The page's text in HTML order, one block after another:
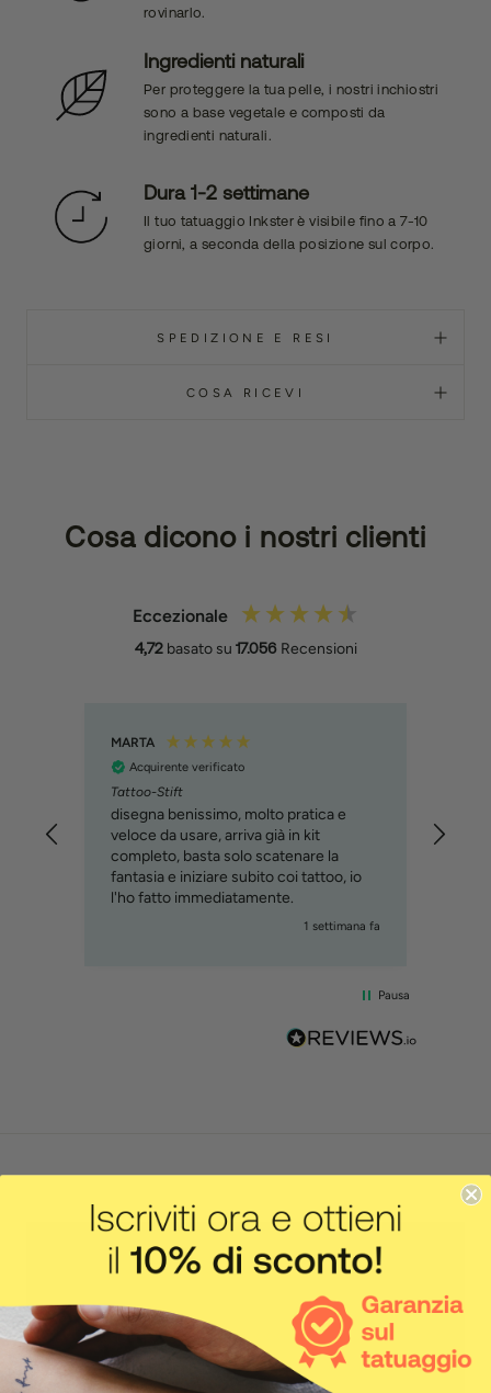
rovinarlo.
Ingredienti naturali
Per proteggere la tua pelle, i nostri inchiostri
sono a base vegetale e composti da
ingredienti naturali.
Dura 1-2 settimane
Il tuo tatuaggio Inkster è visibile fino a 7-10
giorni, a seconda della posizione sul corpo.
SPEDIZIONE E RESI
COSA RICEVI
Cosa dicono i nostri clienti
Eccezionale
4,72 basato su 17.056 Recensioni
MARTA
Acquirente verificato
Tattoo-Stift
disegna benissimo, molto pratica e
veloce da usare, arriva già in kit
completo, basta solo scatenare la
fantasia e iniziare subito coi tattoo, io
l'ho fatto immediatamente.
1 settimana fa
Pausa